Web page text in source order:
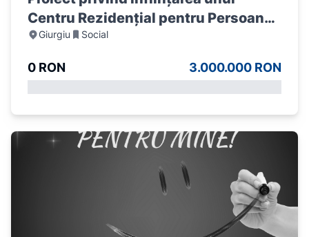
Centru Rezidențial pentru Persoane
Vârstnice în Colibasi-Campurelu
Giurgiu Social
0 RON 3.000.000 RON